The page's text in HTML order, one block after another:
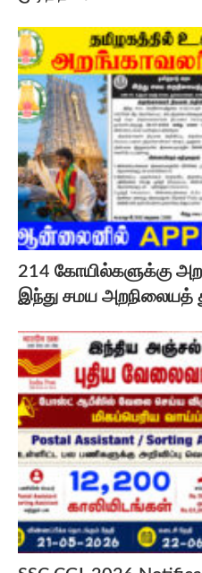
214 கோயில்களுக்கு
இந்து சமய அறநிலையத்